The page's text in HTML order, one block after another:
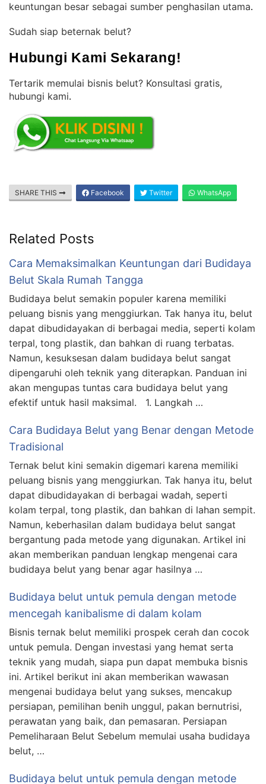
keuntungan besar sebagai sumber penghasilan utama.
Sudah siap beternak belut?
Hubungi Kami Sekarang!
Tertarik memulai bisnis belut? Konsultasi gratis,
hubungi kami.
SHARE THIS Facebook Twitter WhatsApp
Related Posts
Cara Memaksimalkan Keuntungan dari Budidaya
Belut Skala Rumah Tangga
Budidaya belut semakin populer karena memiliki
peluang bisnis yang menggiurkan. Tak hanya itu, belut
dapat dibudidayakan di berbagai media, seperti kolam
terpal, tong plastik, dan bahkan di ruang terbatas.
Namun, kesuksesan dalam budidaya belut sangat
dipengaruhi oleh teknik yang diterapkan. Panduan ini
akan mengupas tuntas cara budidaya belut yang
efektif untuk hasil maksimal. 1. Langkah …
Cara Budidaya Belut yang Benar dengan Metode
Tradisional
Ternak belut kini semakin digemari karena memiliki
peluang bisnis yang menggiurkan. Tak hanya itu, belut
dapat dibudidayakan di berbagai wadah, seperti
kolam terpal, tong plastik, dan bahkan di lahan sempit.
Namun, keberhasilan dalam budidaya belut sangat
bergantung pada metode yang digunakan. Artikel ini
akan memberikan panduan lengkap mengenai cara
budidaya belut yang benar agar hasilnya …
Budidaya belut untuk pemula dengan metode
mencegah kanibalisme di dalam kolam
Bisnis ternak belut memiliki prospek cerah dan cocok
untuk pemula. Dengan investasi yang hemat serta
teknik yang mudah, siapa pun dapat membuka bisnis
ini. Artikel berikut ini akan memberikan wawasan
mengenai budidaya belut yang sukses, mencakup
persiapan, pemilihan benih unggul, pakan bernutrisi,
perawatan yang baik, dan pemasaran. Persiapan
Pemeliharaan Belut Sebelum memulai usaha budidaya
belut, …
Budidaya belut untuk pemula dengan metode